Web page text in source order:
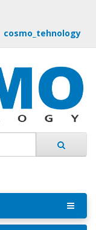
cosmo_tehnology